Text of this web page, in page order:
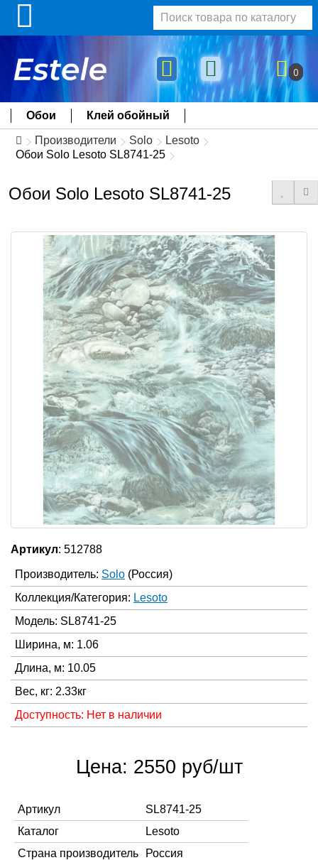
0
Обои Клей обойный
Производители Solo
Lesoto
Обои Solo Lesoto SL8741-25
Обои Solo Lesoto SL8741-25
Артикул: 512788
Производитель: Solo (Россия)
Коллекция/Категория: Lesoto
Модель: SL8741-25
Ширина, м: 1.06
Длина, м: 10.05
Вес, кг: 2.33кг
Доступность: Нет в наличии
Цена: 2550 руб/шт
Артикул
SL8741-25
Каталог
Lesoto
Страна производитель
Россия